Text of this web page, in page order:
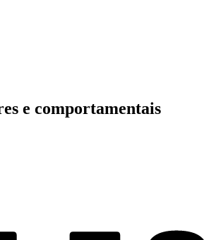
e comportamentais